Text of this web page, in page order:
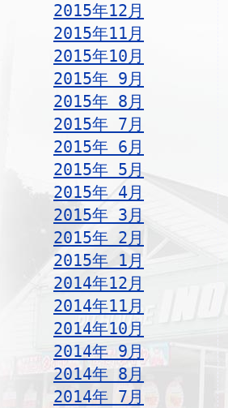
2015年12月
2015年11月
2015年10月
2015年 9月
2015年 8月
2015年 7月
2015年 6月
2015年 5月
2015年 4月
2015年 3月
2015年 2月
2015年 1月
2014年12月
2014年11月
2014年10月
2014年 9月
2014年 8月
2014年 7月